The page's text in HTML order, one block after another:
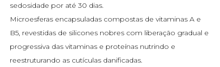
sedosidade por até 30 dias.
Microesferas encapsuladas compostas de vitaminas A e
B5, revestidas de silicones nobres com liberação gradual e
progressiva das vitaminas e proteínas nutrindo e
reestruturando as cutículas danificadas.